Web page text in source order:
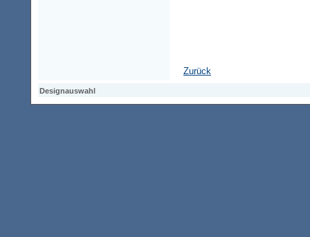
Zurück
Designauswahl
Designauswahl